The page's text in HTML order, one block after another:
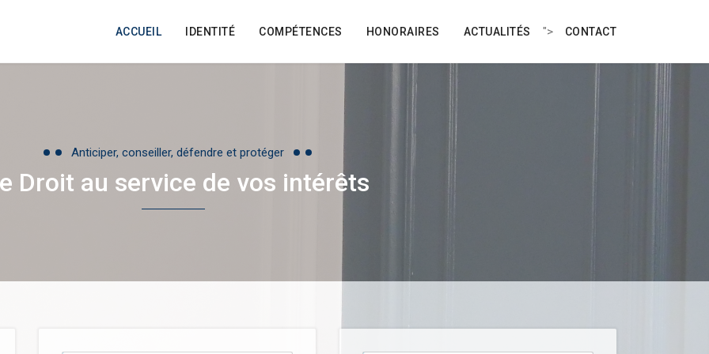
ACCUEIL IDENTITÉ COMPÉTENCES HONORAIRES ACTUALITÉS "> CONTACT
Anticiper, conseiller, défendre et protéger
Droit au service de vos intérêts